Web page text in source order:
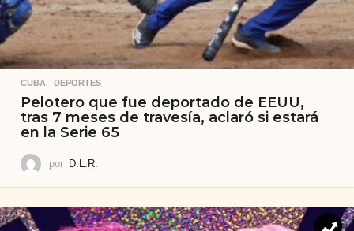
CUBA ,DEPORTES
Pelotero que fue deportado de EEUU,
tras 7 meses de travesía, aclaró si estará
en la Serie 65
por D.L.R.